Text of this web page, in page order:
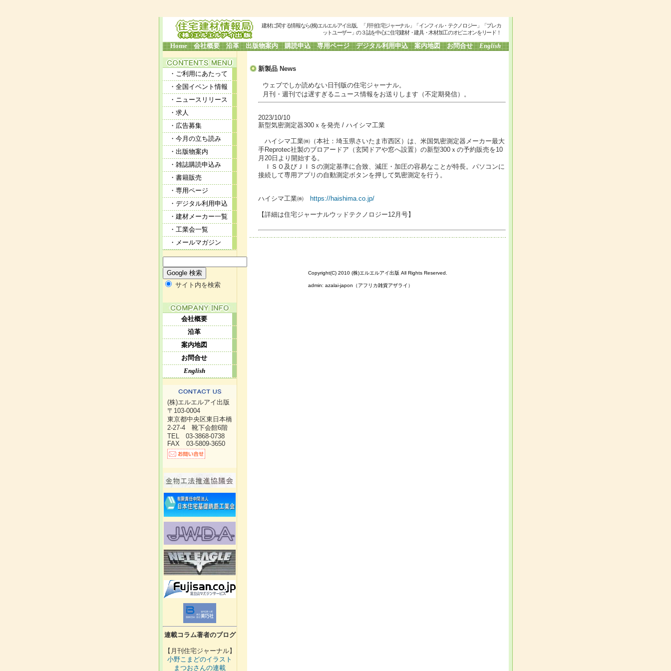
建材に関する情報なら(株)エルエルアイ出版。「月刊住宅ジャーナル」「インフィル・テクノロジー」「プレカ
ットユーザー」の３誌を中心に住宅建材・建具・木材加工のオピニオンをリード！
Home 会社概要 沿革 出版物案内 購読申込 専用ページ デジタル利用申込 案内地図 お問合せ English
・ご利用にあたって
・全国イベント情報
・ニュースリリース
・求人
・広告募集
・今月の立ち読み
・出版物案内
・雑誌購読申込み
・書籍販売
・専用ページ
・デジタル利用申込
・建材メーカー一覧
・工業会一覧
・メールマガジン
サイト内を検索
会社概要
沿革
案内地図
お問合せ
English
(株)エルエルアイ出版
〒103-0004
東京都中央区東日本橋
2-27-4 靴下会館6階
TEL 03-3868-0738
FAX 03-5809-3650
連載コラム著者のブログ
【月刊住宅ジャーナル】
小野こまどのイラスト
まつおさんの連載
新製品 News
ウェブでしか読めない日刊版の住宅ジャーナル。
月刊・週刊では遅すぎるニュース情報をお送りします（不定期発信）。
2023/10/10
新型気密測定器300ｘを発売 / ハイシマ工業
ハイシマ工業㈱（本社：埼玉県さいたま市西区）は、米国気密測定器メーカー最大
手Reprotec社製のブロアードア（玄関ドアや窓へ設置）の新型300ｘの予約販売を10
月20日より開始する。
ＩＳＯ及びＪＩＳの測定基準に合致、減圧・加圧の容易なことが特長。パソコンに
接続して専用アプリの自動測定ボタンを押して気密測定を行う。
ハイシマ工業㈱ https://haishima.co.jp/
【詳細は住宅ジャーナルウッドテクノロジー12月号】
Copyright(C) 2010 (株)エルエルアイ出版 All Rights Reserved.
admin: azalai-japon（アフリカ雑貨アザライ）